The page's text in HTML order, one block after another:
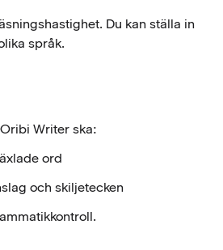
Du kan ställa in
språk.
Writer ska:
ord
och skiljetecken